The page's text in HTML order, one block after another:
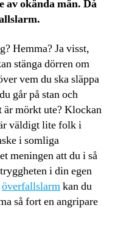
av okända män. Då
Hemma? Ja visst,
stänga dörren om
vem du ska släppa
går på stan och
är mörkt ute? Klockan
väldigt lite folk i
i somliga
meningen att du i så
i din egen
överfallslarmkan du
så fort en angripare